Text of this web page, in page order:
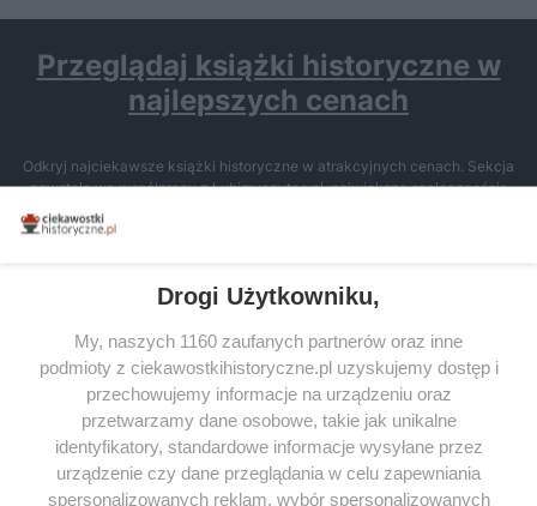
Przeglądaj książki historyczne w
najlepszych cenach
Odkryj najciekawsze książki historyczne w atrakcyjnych cenach. Sekcja
powstała we współpracy z Lubimyczytac.pl, największą społecznością
miłośników literatury w Polsce – dzięki temu możesz wybierać spośród
tytułów najwyżej ocenianych przez czytelników.
SERWIS
SPOŁECZNOŚĆ
WSPÓŁPRACA
Drogi Użytkowniku,
My, naszych 1160 zaufanych partnerów oraz inne
podmioty z ciekawostkihistoryczne.pl uzyskujemy dostęp i
przechowujemy informacje na urządzeniu oraz
przetwarzamy dane osobowe, takie jak unikalne
identyfikatory, standardowe informacje wysyłane przez
urządzenie czy dane przeglądania w celu zapewniania
spersonalizowanych reklam, wybór spersonalizowanych